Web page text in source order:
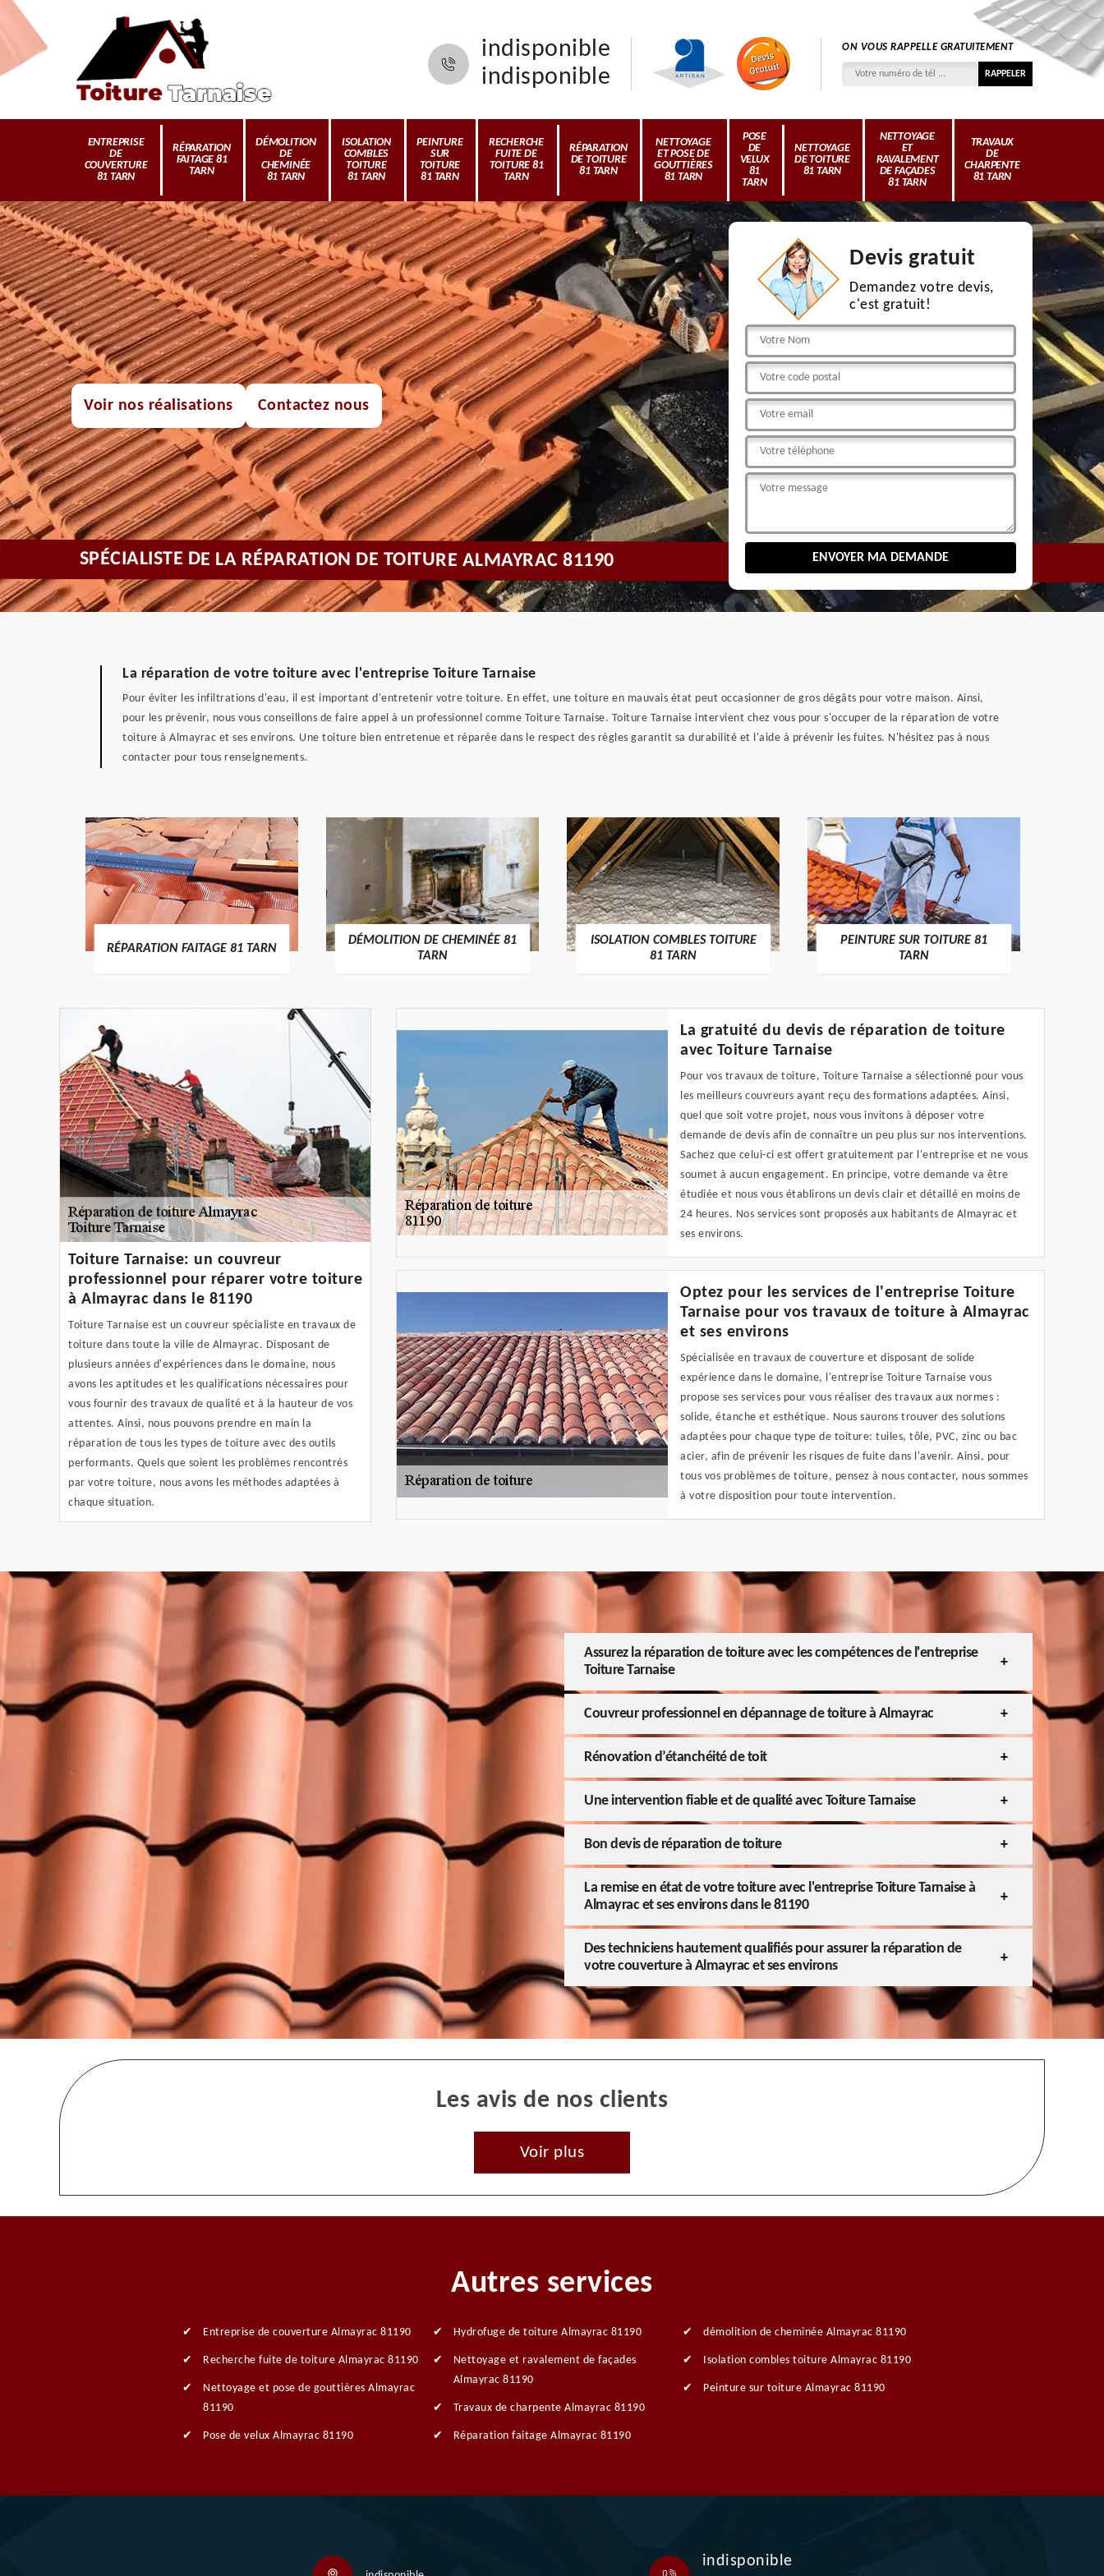
indisponible
indisponible
ON VOUS RAPPELLE GRATUITEMENT
ENTREPRISE
DE
COUVERTURE
81 TARN
RÉPARATION
FAITAGE 81
TARN
DÉMOLITION
DE
CHEMINÉE
81 TARN
ISOLATION
COMBLES
TOITURE
81 TARN
PEINTURE
SUR
TOITURE
81 TARN
RECHERCHE
FUITE DE
TOITURE 81
TARN
RÉPARATION
DE TOITURE
81 TARN
NETTOYAGE
ET POSE DE
GOUTTIÈRES
81 TARN
POSE
DE
VELUX
81
TARN
NETTOYAGE
DE TOITURE
81 TARN
NETTOYAGE
ET
RAVALEMENT
DE FAÇADES
81 TARN
TRAVAUX
DE
CHARPENTE
81 TARN
Voir nos réalisations Contactez nous
Devis gratuit
Demandez votre devis,
c'est gratuit!
SPÉCIALISTE DE LA RÉPARATION DE TOITURE ALMAYRAC 81190
La réparation de votre toiture avec l'entreprise Toiture Tarnaise
Pour éviter les infiltrations d'eau, il est important d'entretenir votre toiture. En effet, une toiture en mauvais état peut occasionner de gros dégâts pour votre maison. Ainsi,
pour les prévenir, nous vous conseillons de faire appel à un professionnel comme Toiture Tarnaise. Toiture Tarnaise intervient chez vous pour s'occuper de la réparation de votre
toiture à Almayrac et ses environs. Une toiture bien entretenue et réparée dans le respect des règles garantit sa durabilité et l'aide à prévenir les fuites. N'hésitez pas à nous
contacter pour tous renseignements.
RÉPARATION FAITAGE 81 TARN
DÉMOLITION DE CHEMINÉE 81
TARN
ISOLATION COMBLES TOITURE
81 TARN
PEINTURE SUR TOITURE 81
TARN
Toiture Tarnaise: un couvreur
professionnel pour réparer votre toiture
à Almayrac dans le 81190
Toiture Tarnaise est un couvreur spécialiste en travaux de
toiture dans toute la ville de Almayrac. Disposant de
plusieurs années d'expériences dans le domaine, nous
avons les aptitudes et les qualifications nécessaires pour
vous fournir des travaux de qualité et à la hauteur de vos
attentes. Ainsi, nous pouvons prendre en main la
réparation de tous les types de toiture avec des outils
performants. Quels que soient les problèmes rencontrés
par votre toiture, nous avons les méthodes adaptées à
chaque situation.
La gratuité du devis de réparation de toiture
avec Toiture Tarnaise
Pour vos travaux de toiture, Toiture Tarnaise a sélectionné pour vous
les meilleurs couvreurs ayant reçu des formations adaptées. Ainsi,
quel que soit votre projet, nous vous invitons à déposer votre
demande de devis afin de connaître un peu plus sur nos interventions.
Sachez que celui-ci est offert gratuitement par l'entreprise et ne vous
soumet à aucun engagement. En principe, votre demande va être
étudiée et nous vous établirons un devis clair et détaillé en moins de
24 heures. Nos services sont proposés aux habitants de Almayrac et
ses environs.
Optez pour les services de l'entreprise Toiture
Tarnaise pour vos travaux de toiture à Almayrac
et ses environs
Spécialisée en travaux de couverture et disposant de solide
expérience dans le domaine, l'entreprise Toiture Tarnaise vous
propose ses services pour vous réaliser des travaux aux normes :
solide, étanche et esthétique. Nous saurons trouver des solutions
adaptées pour chaque type de toiture: tuiles, tôle, PVC, zinc ou bac
acier, afin de prévenir les risques de fuite dans l'avenir. Ainsi, pour
tous vos problèmes de toiture, pensez à nous contacter, nous sommes
à votre disposition pour toute intervention.
Assurez la réparation de toiture avec les compétences de l'entreprise
Toiture Tarnaise
Couvreur professionnel en dépannage de toiture à Almayrac
Rénovation d’étanchéité de toit
Une intervention fiable et de qualité avec Toiture Tarnaise
Bon devis de réparation de toiture
La remise en état de votre toiture avec l'entreprise Toiture Tarnaise à
Almayrac et ses environs dans le 81190
Des techniciens hautement qualifiés pour assurer la réparation de
votre couverture à Almayrac et ses environs
Les avis de nos clients
Voir plus
Autres services
Entreprise de couverture Almayrac 81190
Recherche fuite de toiture Almayrac 81190
Nettoyage et pose de gouttières Almayrac
81190
Pose de velux Almayrac 81190
Hydrofuge de toiture Almayrac 81190
Nettoyage et ravalement de façades
Almayrac 81190
Travaux de charpente Almayrac 81190
Réparation faitage Almayrac 81190
démolition de cheminée Almayrac 81190
Isolation combles toiture Almayrac 81190
Peinture sur toiture Almayrac 81190
indisponible